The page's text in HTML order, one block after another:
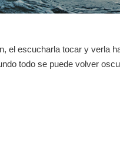
el escucharla tocar y verla
todo se puede volver